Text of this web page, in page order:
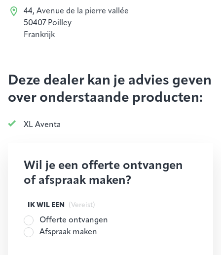
44, Avenue de la pierre vallée
50407 Poilley
Frankrijk
Deze dealer kan je advies geven
over onderstaande producten:
XL Aventa
Wil je een offerte ontvangen
of afspraak maken?
IK WIL EEN (Vereist)
Offerte ontvangen
Afspraak maken